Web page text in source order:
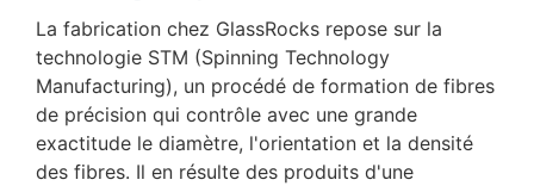
La fabrication chez GlassRocks repose sur la
technologie STM (Spinning Technology
Manufacturing), un procédé de formation de fibres
de précision qui contrôle avec une grande
exactitude le diamètre, l'orientation et la densité
des fibres. Il en résulte des produits d'une